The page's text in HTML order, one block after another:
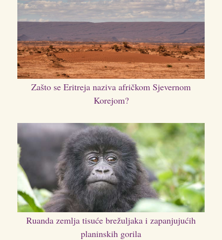
Zašto se Eritreja naziva afričkom Sjevernom
Korejom?
Ruanda zemlja tisuće brežuljaka i zapanjujućih
planinskih gorila